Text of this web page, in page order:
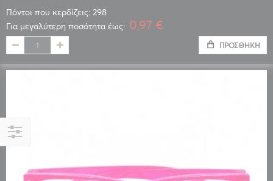
Πόντοι που κερδίζεις: 298
Για μεγαλύτερη ποσότητα έως: 0,97 €
ΠΡΟΣΘΉΚΗ